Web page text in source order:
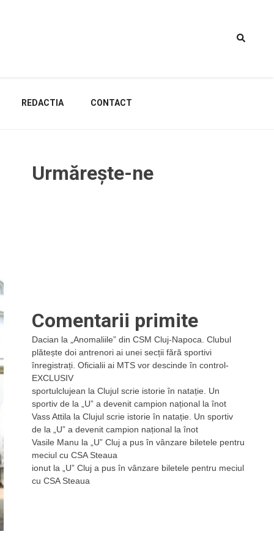
REDACTIA CONTACT
Urmărește-ne
Comentarii primite
Dacian la
„Anomaliile” din CSM Cluj-Napoca. Clubul
plătește doi antrenori ai unei secții fără sportivi
înregistrați. Oficialii ai MTS vor descinde în control-
EXCLUSIV
sportulclujean la Clujul scrie istorie în natație. Un
sportiv de la „U” a devenit campion național la înot
Vass Attila la Clujul scrie istorie în natație. Un sportiv
de la „U” a devenit campion național la înot
Vasile Manu la
„U” Cluj a pus în vânzare biletele pentru
meciul cu CSA Steaua
ionut la
„U” Cluj a pus în vânzare biletele pentru meciul
cu CSA Steaua